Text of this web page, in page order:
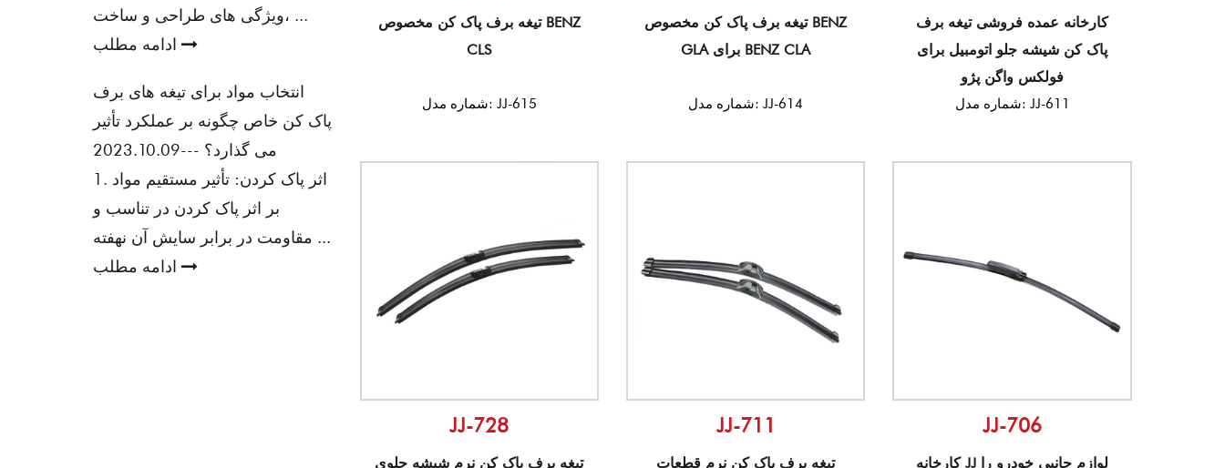
ویژگی های طراحی و ساخت، ...
انتخاب مواد برای تیغه های برف
پاک کن خاص چگونه بر عملکرد تأثیر
می گذارد؟ ---2023.10.09
1. اثر پاک کردن: تأثیر مستقیم مواد
بر اثر پاک کردن در تناسب و
مقاومت در برابر سایش آن نهفته ...
تیغه برف پاک کن مخصوص BENZ
CLS
شماره مدل: JJ-615
تیغه برف پاک کن مخصوص BENZ
GLA برای BENZ CLA
شماره مدل: JJ-614
کارخانه عمده فروشی تیغه برف
پاک کن شیشه جلو اتومبیل برای
فولکس واگن پژو
شماره مدل: JJ-611
JJ-728
تیغه برف پاک کن نرم شیشه جلوی
JJ-711
تیغه برف پاک کن نرم قطعات
JJ-706
کارخانه JJ لوازم جانبی خودرو را